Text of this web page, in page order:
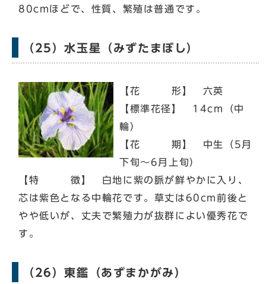
80cmほどで、性質、繁殖は普通です。
（25）水玉星（みずたまぼし）
【花 形】 六英
【標準花径】 14cm（中
輪）
【花 期】 中生（5月
下旬～6月上旬）
【特 徴】 白地に紫の脈が鮮やかに入り、
芯は紫色となる中輪花です。草丈は60cm前後と
やや低いが、丈夫で繁殖力が抜群によい優秀花で
す。
（26）東鑑（あずまかがみ）